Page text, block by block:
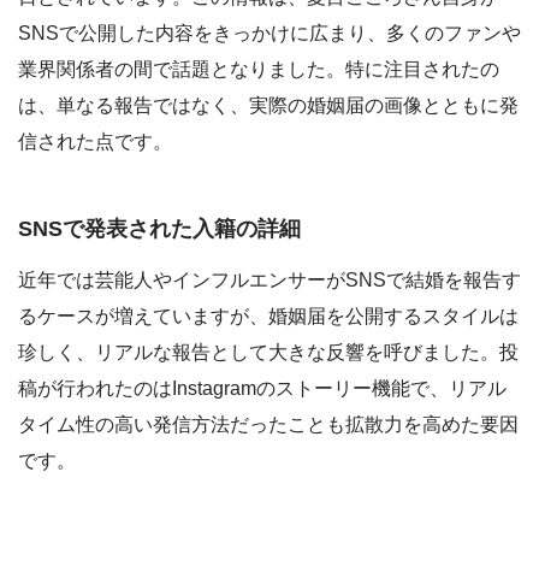
SNSで公開した内容をきっかけに広まり、多くのファンや
業界関係者の間で話題となりました。特に注目されたの
は、単なる報告ではなく、実際の婚姻届の画像とともに発
信された点です。
SNSで発表された入籍の詳細
近年では芸能人やインフルエンサーがSNSで結婚を報告す
るケースが増えていますが、婚姻届を公開するスタイルは
珍しく、リアルな報告として大きな反響を呼びました。投
稿が行われたのはInstagramのストーリー機能で、リアル
タイム性の高い発信方法だったことも拡散力を高めた要因
です。